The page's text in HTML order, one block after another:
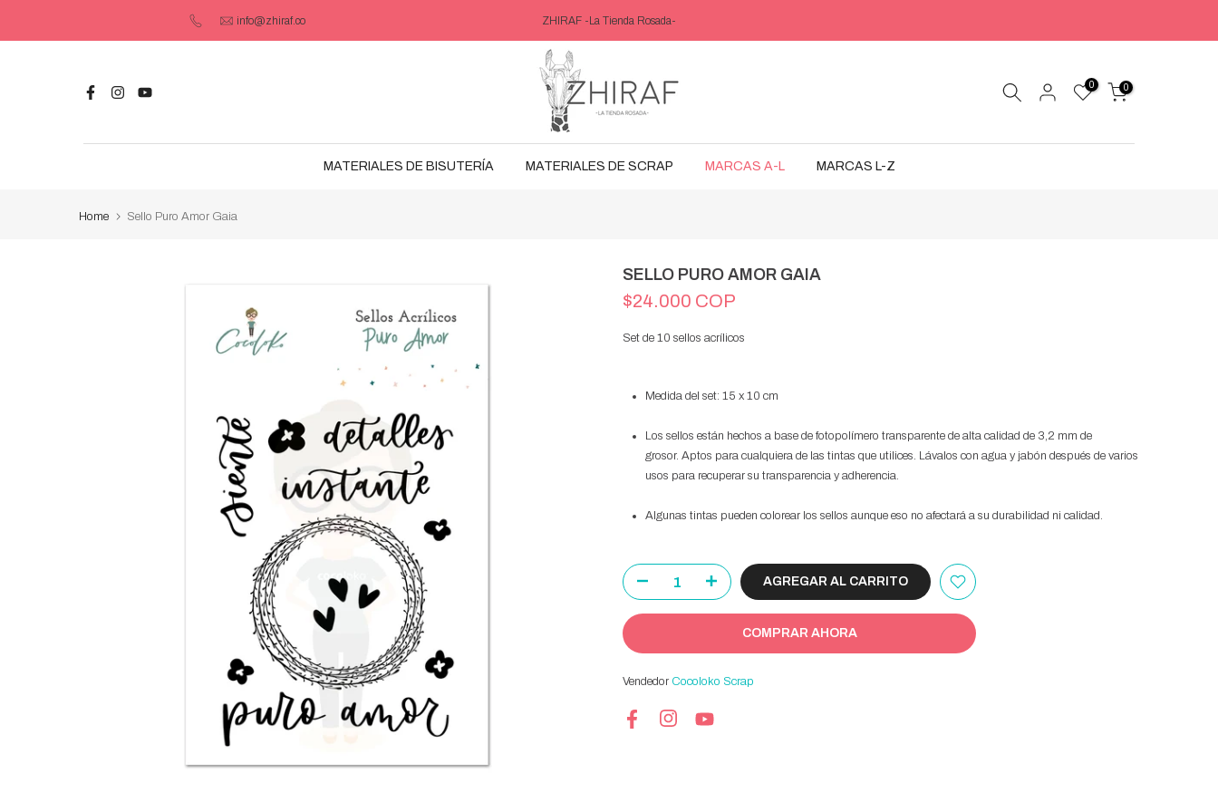
contenido
info@zhiraf.co ZHIRAF -La Tienda Rosada-
0 0
MATERIALES DE BISUTERÍA MATERIALES DE SCRAP MARCAS A-L MARCAS L-Z
Home Sello Puro Amor Gaia
SELLO PURO AMOR GAIA
$24.000 COP
Set de 10 sellos acrílicos
Medida del set: 15 x 10 cm
Los sellos están hechos a base de fotopolímero transparente de alta calidad de 3,2 mm de
grosor. Aptos para cualquiera de las tintas que utilices. Lávalos con agua y jabón después de varios
usos para recuperar su transparencia y adherencia.
Algunas tintas pueden colorear los sellos aunque eso no afectará a su durabilidad ni calidad.
AGREGAR AL CARRITO
COMPRAR AHORA
Vendedor Cocoloko Scrap